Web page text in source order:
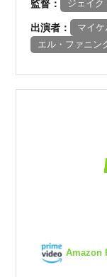
監督： ジェイク
出演者： マイ
エル・ファニン
Amazon